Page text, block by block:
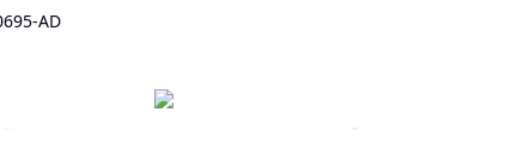
AD
– прочная натуральная ткань с хорошей